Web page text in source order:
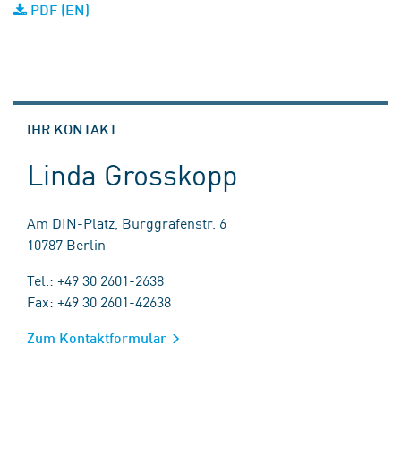
PDF (EN)
IHR KONTAKT
Linda Grosskopp
Am DIN-Platz, Burggrafenstr. 6
10787 Berlin
Tel.: +49 30 2601-2638
Fax: +49 30 2601-42638
Zum Kontaktformular